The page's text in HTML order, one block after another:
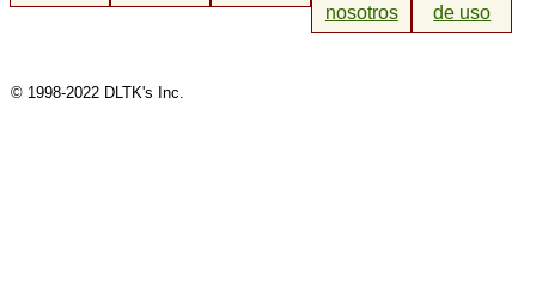
nosotros
de uso
© 1998-2022 DLTK's Inc.